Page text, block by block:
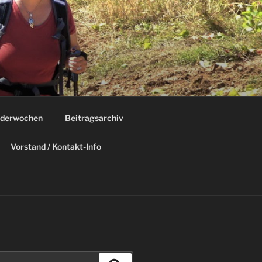
Beitragsarchiv
Vorstand / Kontakt-Info